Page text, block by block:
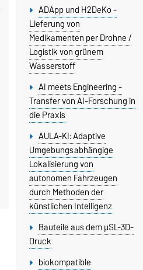
ADApp und H2DeKo -
Lieferung von
Medikamenten per Drohne /
Logistik von grünem
Wasserstoff
AI meets Engineering -
Transfer von AI-Forschung in
die Praxis
AULA-KI: Adaptive
Umgebungsabhängige
Lokalisierung von
autonomen Fahrzeugen
durch Methoden der
künstlichen Intelligenz
Bauteile aus dem µSL-3D-
Druck
biokompatible